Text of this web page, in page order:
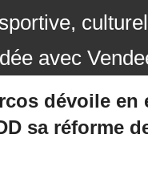
avec
dévoile en
sa réforme